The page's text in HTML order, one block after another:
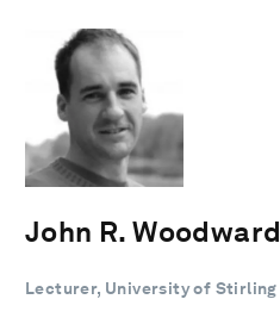
John R. Woodward
Lecturer, University of Stirling